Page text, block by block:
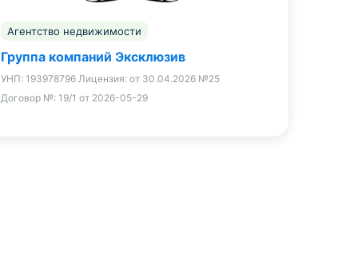
Агентство недвижимости
Группа компаний Эксклюзив
УНП: 193978796 Лицензия: от 30.04.2026 №25
Договор №: 19/1 от 2026-05-29